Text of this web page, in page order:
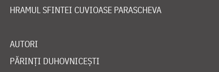
HRAMUL SFINTEI CUVIOASE PARASCHEVA
AUTORI
PĂRINȚI DUHOVNICEȘTI